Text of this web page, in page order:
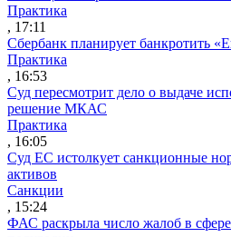
Практика
, 17:11
Сбербанк планирует банкротить
Практика
, 16:53
Суд пересмотрит дело о выдаче
решение МКАС
Практика
, 16:05
Суд ЕС истолкует санкционные
активов
Санкции
, 15:24
ФАС раскрыла число жалоб в